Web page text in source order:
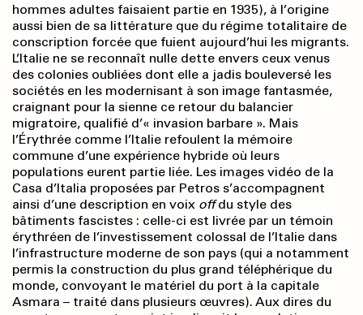
hommes adultes faisaient partie en 1935), à l’origine
aussi bien de sa littérature que du régime totalitaire de
conscription forcée que fuient aujourd’hui les migrants.
L’Italie ne se reconnaît nulle dette envers ceux venus
des colonies oubliées dont elle a jadis bouleversé les
sociétés en les modernisant à son image fantasmée,
craignant pour la sienne ce retour du balancier
migratoire, qualifié d’« invasion barbare ». Mais
l’Érythrée comme l’Italie refoulent la mémoire
commune d’une expérience hybride où leurs
populations eurent partie liée. Les images vidéo de la
Casa d’Italia proposées par Petros s’accompagnent
ainsi d’une description en voix offdu style des
bâtiments fascistes : celle-ci est livrée par un témoin
érythréen de l’investissement colossal de l’Italie dans
l’infrastructure moderne de son pays (qui a notamment
permis la construction du plus grand téléphérique du
monde, convoyant le matériel du port à la capitale
Asmara – traité dans plusieurs œuvres). Aux dires du